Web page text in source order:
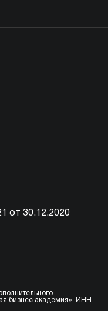
от 30.12.2020
бизнес академия», ИНН